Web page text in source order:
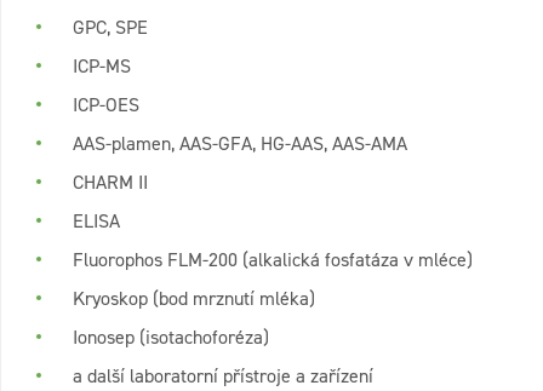
GPC, SPE
ICP-MS
ICP-OES
AAS-plamen, AAS-GFA, HG-AAS, AAS-AMA
CHARM II
ELISA
Fluorophos FLM-200 (alkalická fosfatáza v mléce)
Kryoskop (bod mrznutí mléka)
Ionosep (isotachoforéza)
a další laboratorní přístroje a zařízení